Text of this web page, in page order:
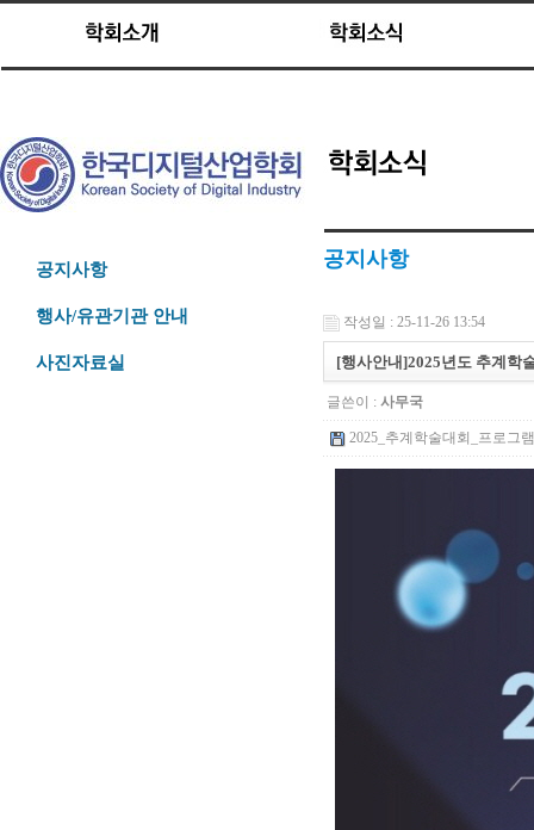
공지사항
행사/유관기관 안내
사진자료실
공지사항
작성일 : 25-11-26 13:54
[행사안내]2025년도 추계학
글쓴이 : 사무국
2025_추계학술대회_프로그